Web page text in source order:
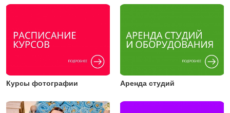
Курсы фотографии Аренда студий